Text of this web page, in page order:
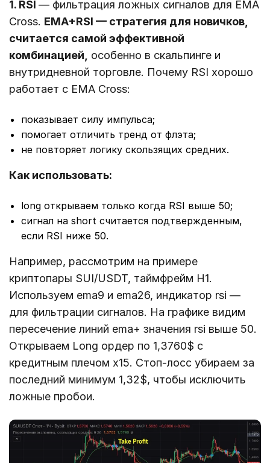
1. RSI — фильтрация ложных сигналов для EMA
Cross. EMA+RSI — стратегия для новичков,
считается самой эффективной
комбинацией, особенно в скальпинге и
внутридневной торговле. Почему RSI хорошо
работает с EMA Cross:
показывает силу импульса;
помогает отличить тренд от флэта;
не повторяет логику скользящих средних.
Как использовать:
long открываем только когда RSI выше 50;
сигнал на short считается подтвержденным,
если RSI ниже 50.
Например, рассмотрим на примере
криптопары SUI/USDT, таймфрейм Н1.
Используем ema9 и ema26, индикатор rsi —
для фильтрации сигналов. На графике видим
пересечение линий ema+ значения rsi выше 50.
Открываем Long ордер по 1,3760$ с
кредитным плечом х15. Стоп-лосс убираем за
последний минимум 1,32$, чтобы исключить
ложные пробои.